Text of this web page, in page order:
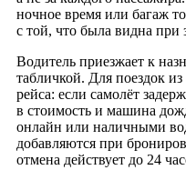
ночное время или багаж
с той, что была видна при
Водитель приезжает к
табличкой. Для поездок
рейса: если самолёт
в стоимость и машина
онлайн или наличными
добавляются при
отмена действует до 24